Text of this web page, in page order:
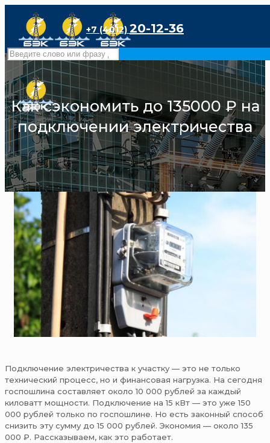
+7 (4012) 20-12-36
Как сэкономить до 135000 ₽ на
подключении электричества
Подключение электричества к участку — это не только
технический процесс, но и финансовая нагрузка. На сегодня
госпошлина составляет около 10 000 рублей за каждый
киловатт мощности. Подключение на 15 кВт — это уже 150
000 рублей только по госпошлине. Но есть законный способ
снизить эту сумму до 15 000 рублей. Экономия — около 135
000 ₽. Рассказываем, как это работает.